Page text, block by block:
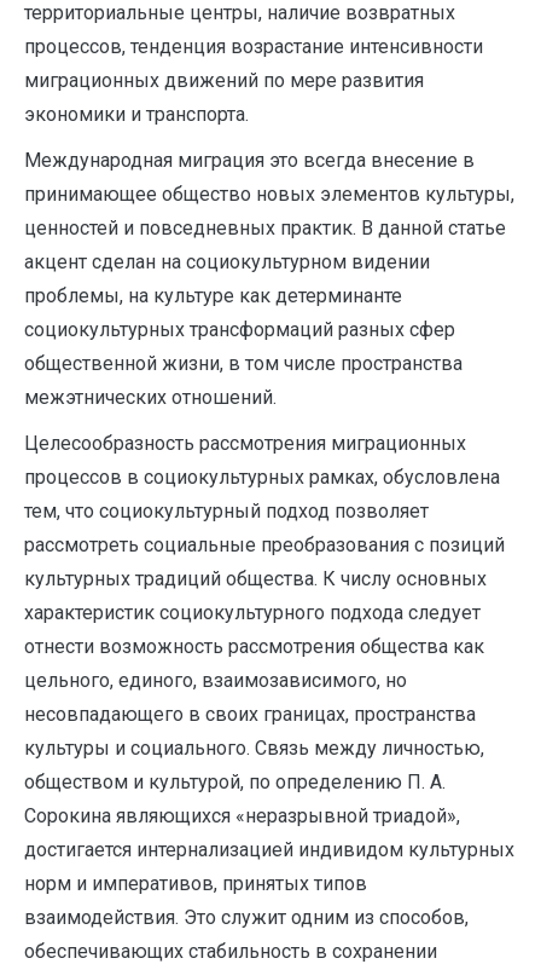
территориальные центры, наличие возвратных
процессов, тенденция возрастание интенсивности
миграционных движений по мере развития
экономики и транспорта.
Международная миграция это всегда внесение в
принимающее общество новых элементов культуры,
ценностей и повседневных практик. В данной статье
акцент сделан на социокультурном видении
проблемы, на культуре как детерминанте
социокультурных трансформаций разных сфер
общественной жизни, в том числе пространства
межэтнических отношений.
Целесообразность рассмотрения миграционных
процессов в социокультурных рамках, обусловлена
тем, что социокультурный подход позволяет
рассмотреть социальные преобразования с позиций
культурных традиций общества. К числу основных
характеристик социокультурного подхода следует
отнести возможность рассмотрения общества как
цельного, единого, взаимозависимого, но
несовпадающего в своих границах, пространства
культуры и социального. Связь между личностью,
обществом и культурой, по определению П. А.
Сорокина являющихся «неразрывной триадой»,
достигается интернализацией индивидом культурных
норм и императивов, принятых типов
взаимодействия. Это служит одним из способов,
обеспечивающих стабильность в сохранении